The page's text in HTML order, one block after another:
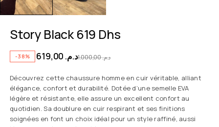
Story Black 619 Dhs
-38% د.م.1.000,00 د.م.
Découvrez cette chaussure homme en cuir véritable, alliant
élégance, confort et durabilité. Dotée d’une semelle EVA
légère et résistante, elle assure un excellent confort au
quotidien. Sa doublure en cuir respirant et ses finitions
soignées en font un choix idéal pour un style raffiné, aussi